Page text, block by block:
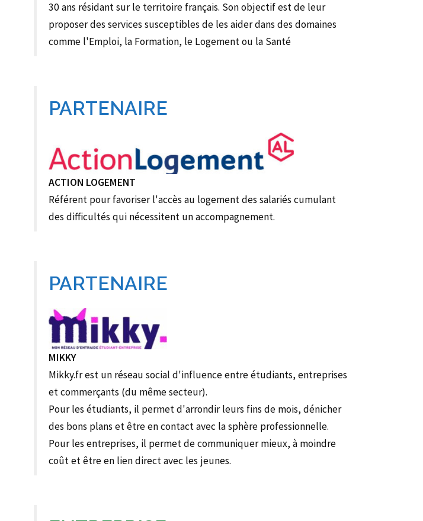
30 ans résidant sur le territoire français. Son objectif est de leur
proposer des services susceptibles de les aider dans des domaines
comme l'Emploi, la Formation, le Logement ou la Santé
PARTENAIRE
ACTION LOGEMENT
Référent pour favoriser l'accès au logement des salariés cumulant
des difficultés qui nécessitent un accompagnement.
PARTENAIRE
MIKKY
Mikky.fr est un réseau social d'influence entre étudiants, entreprises
et commerçants (du même secteur).
Pour les étudiants, il permet d'arrondir leurs fins de mois, dénicher
des bons plans et être en contact avec la sphère professionnelle.
Pour les entreprises, il permet de communiquer mieux, à moindre
coût et être en lien direct avec les jeunes.